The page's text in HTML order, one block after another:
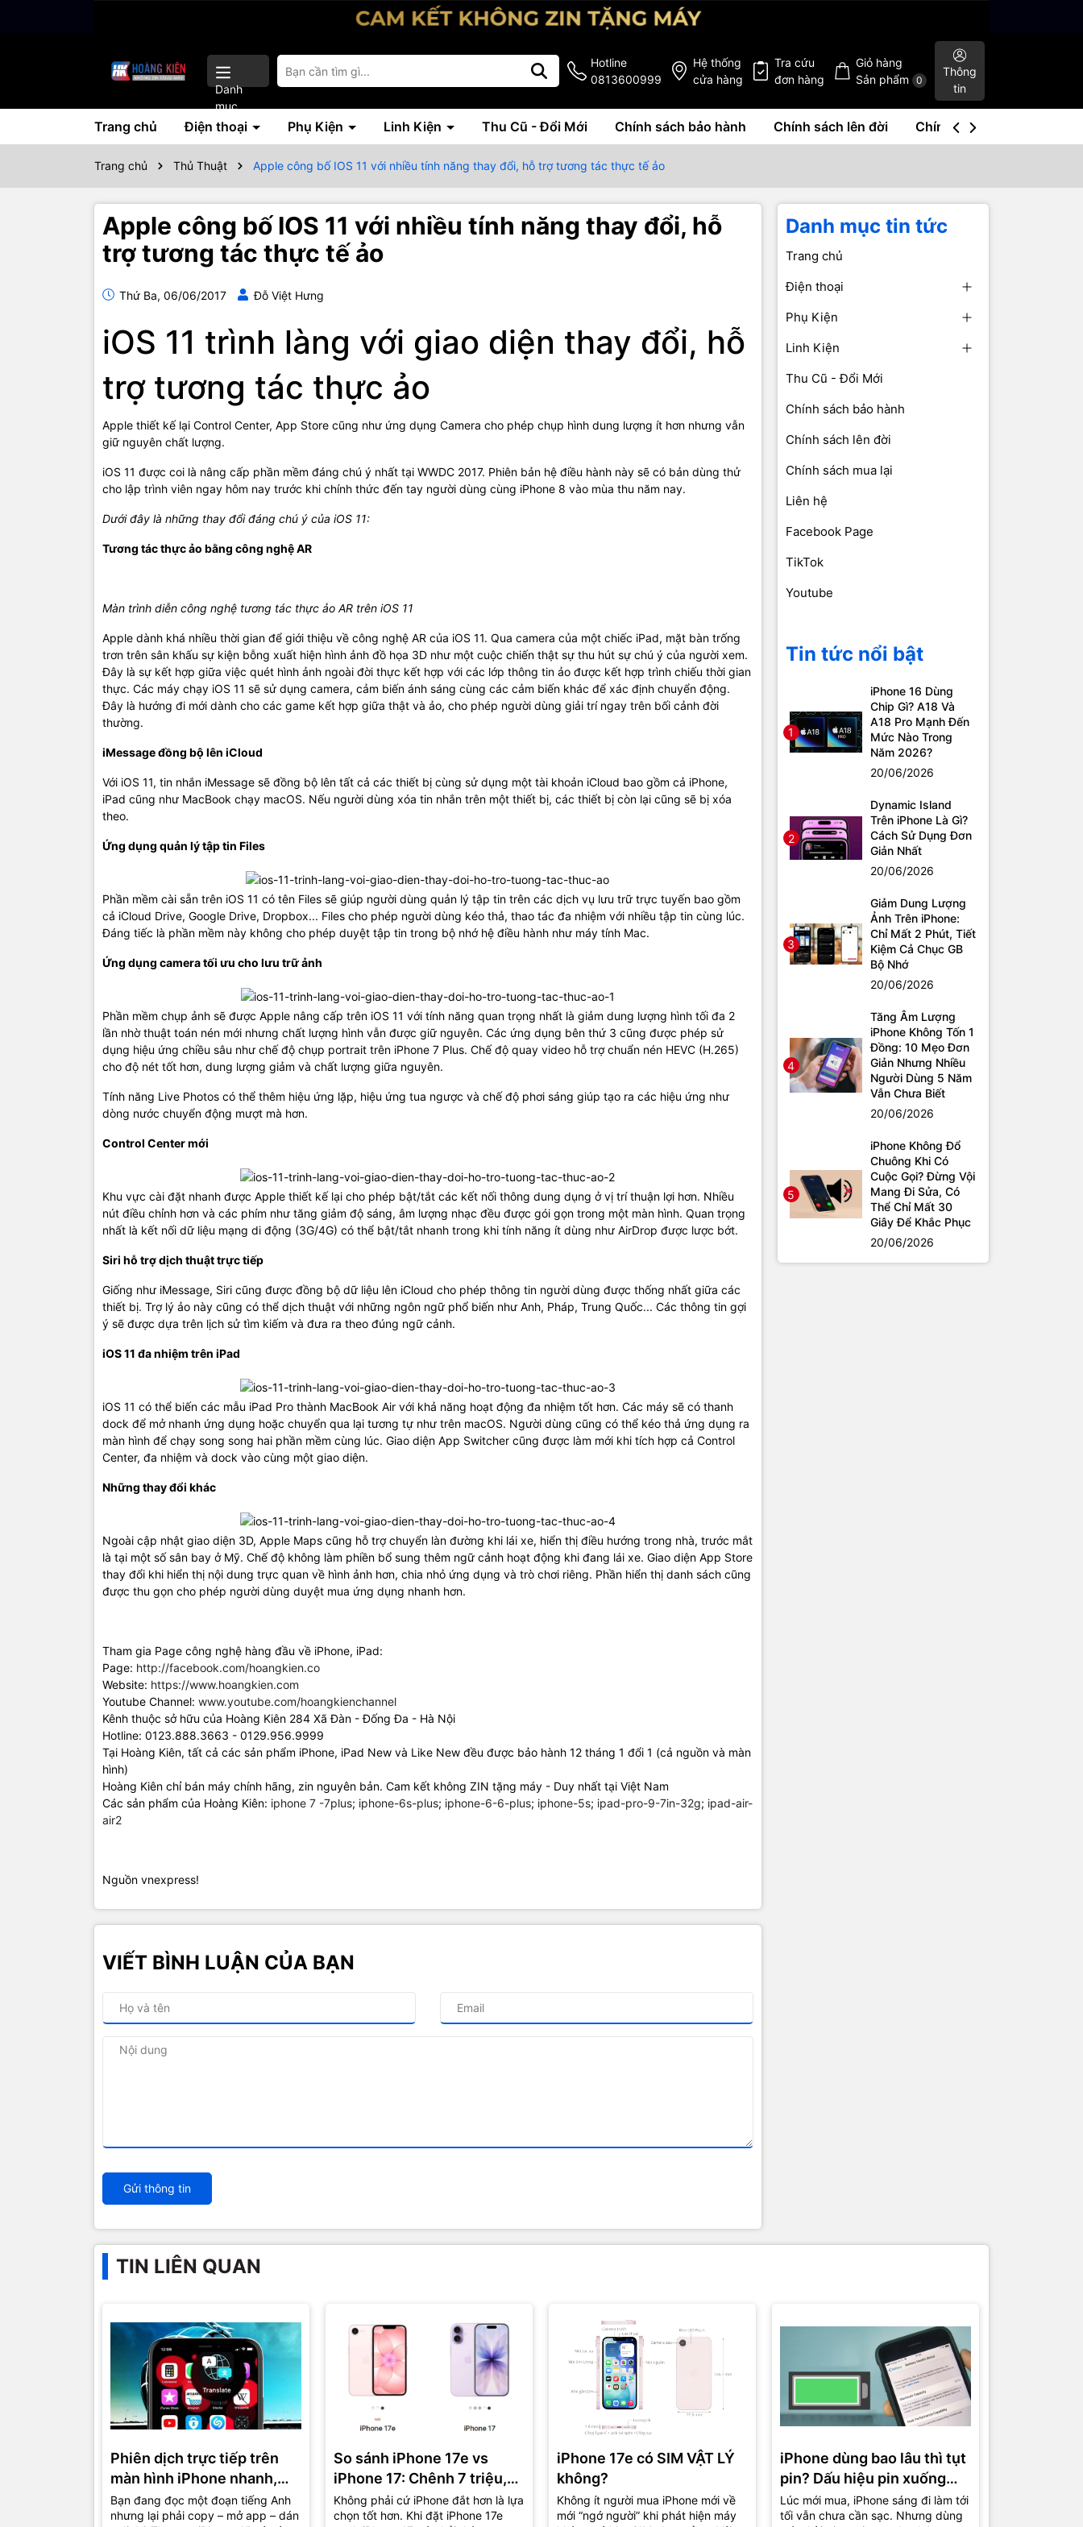
Danh
mục
Hotline
0813600999
Hệ thống
cửa hàng
Tra cứu
đơn hàng
Giỏ hàng
Sản phẩm
0
Thông
tin
Trang chủ Điện thoại Phụ Kiện Linh Kiện Thu Cũ - Đổi Mới Chính sách bảo hành Chính sách lên đời Chính sách mua lại
Trang chủ Thủ Thuật Apple công bố IOS 11 với nhiều tính năng thay đổi, hỗ trợ tương tác thực tế ảo
Apple công bố IOS 11 với nhiều tính năng thay đổi, hỗ
trợ tương tác thực tế ảo
Thứ Ba, 06/06/2017 Đỗ Việt Hưng
iOS 11 trình làng với giao diện thay đổi, hỗ
trợ tương tác thực ảo
Apple thiết kế lại Control Center, App Store cũng như ứng dụng Camera cho phép chụp hình dung lượng ít hơn nhưng vẫn
giữ nguyên chất lượng.
iOS 11 được coi là nâng cấp phần mềm đáng chú ý nhất tại WWDC 2017. Phiên bản hệ điều hành này sẽ có bản dùng thử
cho lập trình viên ngay hôm nay trước khi chính thức đến tay người dùng cùng iPhone 8 vào mùa thu năm nay.
Dưới đây là những thay đổi đáng chú ý của iOS 11:
Tương tác thực ảo bằng công nghệ AR
Màn trình diễn công nghệ tương tác thực ảo AR trên iOS 11
Apple dành khá nhiều thời gian để giới thiệu về công nghệ AR của iOS 11. Qua camera của một chiếc iPad, mặt bàn trống
trơn trên sân khấu sự kiện bỗng xuất hiện hình ảnh đồ họa 3D như một cuộc chiến thật sự thu hút sự chú ý của người xem.
Đây là sự kết hợp giữa việc quét hình ảnh ngoài đời thực kết hợp với các lớp thông tin ảo được kết hợp trình chiếu thời gian
thực. Các máy chạy iOS 11 sẽ sử dụng camera, cảm biến ánh sáng cùng các cảm biến khác để xác định chuyển động.
Đây là hướng đi mới dành cho các game kết hợp giữa thật và ảo, cho phép người dùng giải trí ngay trên bối cảnh đời
thường.
iMessage đồng bộ lên iCloud
Với iOS 11, tin nhắn iMessage sẽ đồng bộ lên tất cả các thiết bị cùng sử dụng một tài khoản iCloud bao gồm cả iPhone,
iPad cũng như MacBook chạy macOS. Nếu người dùng xóa tin nhắn trên một thiết bị, các thiết bị còn lại cũng sẽ bị xóa
theo.
Ứng dụng quản lý tập tin Files
Phần mềm cài sẵn trên iOS 11 có tên Files sẽ giúp người dùng quản lý tập tin trên các dịch vụ lưu trữ trực tuyến bao gồm
cả iCloud Drive, Google Drive, Dropbox... Files cho phép người dùng kéo thả, thao tác đa nhiệm với nhiều tập tin cùng lúc.
Đáng tiếc là phần mềm này không cho phép duyệt tập tin trong bộ nhớ hệ điều hành như máy tính Mac.
Ứng dụng camera tối ưu cho lưu trữ ảnh
Phần mềm chụp ảnh sẽ được Apple nâng cấp trên iOS 11 với tính năng quan trọng nhất là giảm dung lượng hình tối đa 2
lần nhờ thuật toán nén mới nhưng chất lượng hình vẫn được giữ nguyên. Các ứng dụng bên thứ 3 cũng được phép sử
dụng hiệu ứng chiều sâu như chế độ chụp portrait trên iPhone 7 Plus. Chế độ quay video hỗ trợ chuẩn nén HEVC (H.265)
cho độ nét tốt hơn, dung lượng giảm và chất lượng giữa nguyên.
Tính năng Live Photos có thể thêm hiệu ứng lặp, hiệu ứng tua ngược và chế độ phơi sáng giúp tạo ra các hiệu ứng như
dòng nước chuyển động mượt mà hơn.
Control Center mới
Khu vực cài đặt nhanh được Apple thiết kế lại cho phép bật/tắt các kết nối thông dung dụng ở vị trí thuận lợi hơn. Nhiều
nút điều chỉnh hơn và các phím như tăng giảm độ sáng, âm lượng nhạc đều được gói gọn trong một màn hình. Quan trọng
nhất là kết nối dữ liệu mạng di động (3G/4G) có thể bật/tắt nhanh trong khi tính năng ít dùng như AirDrop được lược bớt.
Siri hỗ trợ dịch thuật trực tiếp
Giống như iMessage, Siri cũng được đồng bộ dữ liệu lên iCloud cho phép thông tin người dùng được thống nhất giữa các
thiết bị. Trợ lý ảo này cũng có thể dịch thuật với những ngôn ngữ phổ biến như Anh, Pháp, Trung Quốc... Các thông tin gợi
ý sẽ được dựa trên lịch sử tìm kiếm và đưa ra theo đúng ngữ cảnh.
iOS 11 đa nhiệm trên iPad
iOS 11 có thể biến các mẫu iPad Pro thành MacBook Air với khả năng hoạt động đa nhiệm tốt hơn. Các máy sẽ có thanh
dock để mở nhanh ứng dụng hoặc chuyển qua lại tương tự như trên macOS. Người dùng cũng có thể kéo thả ứng dụng ra
màn hình để chạy song song hai phần mềm cùng lúc. Giao diện App Switcher cũng được làm mới khi tích hợp cả Control
Center, đa nhiệm và dock vào cùng một giao diện.
Những thay đổi khác
Ngoài cập nhật giao diện 3D, Apple Maps cũng hỗ trợ chuyển làn đường khi lái xe, hiển thị điều hướng trong nhà, trước mắt
là tại một số sân bay ở Mỹ. Chế độ không làm phiền bổ sung thêm ngữ cảnh hoạt động khi đang lái xe. Giao diện App Store
thay đổi khi hiển thị nội dung trực quan về hình ảnh hơn, chia nhỏ ứng dụng và trò chơi riêng. Phần hiển thị danh sách cũng
được thu gọn cho phép người dùng duyệt mua ứng dụng nhanh hơn.
Tham gia Page công nghệ hàng đầu về iPhone, iPad:
Page: http://facebook.com/hoangkien.co
Website: https://www.hoangkien.com
Youtube Channel: www.youtube.com/hoangkienchannel
Kênh thuộc sở hữu của Hoàng Kiên 284 Xã Đàn - Đống Đa - Hà Nội
Hotline: 0123.888.3663 - 0129.956.9999
Tại Hoàng Kiên, tất cả các sản phẩm iPhone, iPad New và Like New đều được bảo hành 12 tháng 1 đổi 1 (cả nguồn và màn
hình)
Hoàng Kiên chỉ bán máy chính hãng, zin nguyên bản. Cam kết không ZIN tặng máy - Duy nhất tại Việt Nam
Các sản phẩm của Hoàng Kiên: iphone 7 -7plus; iphone-6s-plus; iphone-6-6-plus; iphone-5s; ipad-pro-9-7in-32g; ipad-air-
air2
Nguồn vnexpress!
VIẾT BÌNH LUẬN CỦA BẠN
Gửi thông tin
Danh mục tin tức
Trang chủ
Điện thoại
Phụ Kiện
Linh Kiện
Thu Cũ - Đổi Mới
Chính sách bảo hành
Chính sách lên đời
Chính sách mua lại
Liên hệ
Facebook Page
TikTok
Youtube
Tin tức nổi bật
1
iPhone 16 Dùng
Chip Gì? A18 Và
A18 Pro Mạnh Đến
Mức Nào Trong
Năm 2026?
20/06/2026
2
Dynamic Island
Trên iPhone Là Gì?
Cách Sử Dụng Đơn
Giản Nhất
20/06/2026
3
Giảm Dung Lượng
Ảnh Trên iPhone:
Chỉ Mất 2 Phút, Tiết
Kiệm Cả Chục GB
Bộ Nhớ
20/06/2026
4
Tăng Âm Lượng
iPhone Không Tốn 1
Đồng: 10 Mẹo Đơn
Giản Nhưng Nhiều
Người Dùng 5 Năm
Vẫn Chưa Biết
20/06/2026
5
iPhone Không Đổ
Chuông Khi Có
Cuộc Gọi? Đừng Vội
Mang Đi Sửa, Có
Thể Chỉ Mất 30
Giây Để Khắc Phục
20/06/2026
TIN LIÊN QUAN
Phiên dịch trực tiếp trên
màn hình iPhone nhanh,
gọn, lẹ
Bạn đang đọc một đoạn tiếng Anh
nhưng lại phải copy – mở app – dán
So sánh iPhone 17e vs
iPhone 17: Chênh 7 triệu,
đâu là lựa chọn “đáng tiền”
hơn?
Không phải cứ iPhone đắt hơn là lựa
chọn tốt hơn. Khi đặt iPhone 17e
iPhone 17e có SIM VẬT LÝ
không?
Không ít người mua iPhone mới về
mới “ngớ người” khi phát hiện máy
iPhone dùng bao lâu thì tụt
pin? Dấu hiệu pin xuống
cấp và lúc nên thay mới
Lúc mới mua, iPhone sáng đi làm tới
tối vẫn chưa cần sạc. Nhưng dùng